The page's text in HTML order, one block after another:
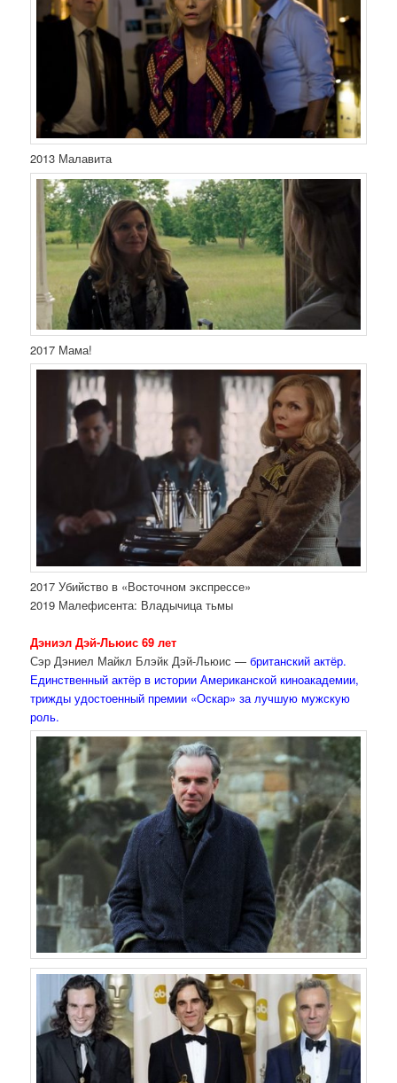
2013 Малавита
2017 Мама!
2017 Убийство в «Восточном экспрессе»
2019 Малефисента: Владычица тьмы
Дэниэл Дэй-Льюис 69 лет
Сэр Дэниел Майкл Блэйк Дэй-Льюис —британский актёр.
Единственный актёр в истории Американской киноакадемии,
трижды удостоенный премии «Оскар» за лучшую мужскую
роль.